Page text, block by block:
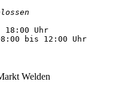
von 08:00 bis 12:00 Uhr
Welden